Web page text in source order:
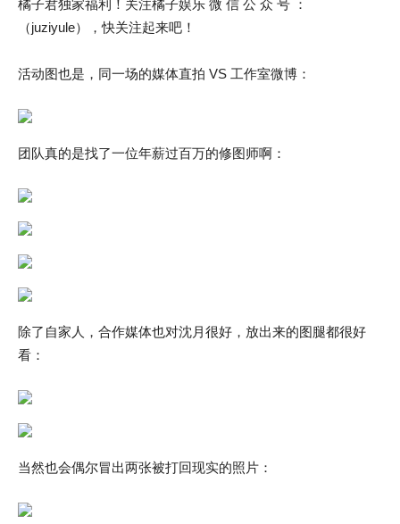
橘子君独家福利！关注橘子娱乐 微 信 公 众 号 ：
（juziyule），快关注起来吧！
活动图也是，同一场的媒体直拍 VS 工作室微博：
团队真的是找了一位年薪过百万的修图师啊：
除了自家人，合作媒体也对沈月很好，放出来的图腿都很好
看：
当然也会偶尔冒出两张被打回现实的照片：